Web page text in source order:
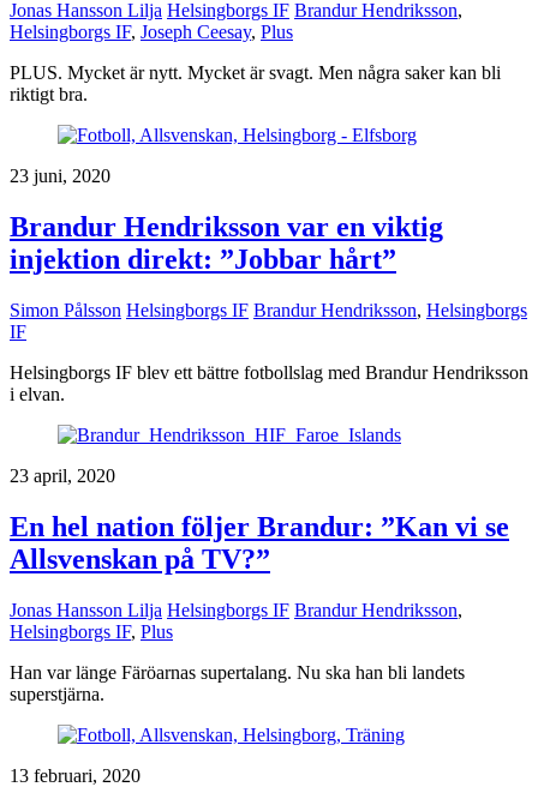
Jonas Hansson Lilja Helsingborgs IF Brandur Hendriksson,
Helsingborgs IF, Joseph Ceesay, Plus
PLUS. Mycket är nytt. Mycket är svagt. Men några saker kan bli
riktigt bra.
23 juni, 2020
Brandur Hendriksson var en viktig
injektion direkt: ”Jobbar hårt”
Simon Pålsson Helsingborgs IF Brandur Hendriksson, Helsingborgs
IF
Helsingborgs IF blev ett bättre fotbollslag med Brandur Hendriksson
i elvan.
23 april, 2020
En hel nation följer Brandur: ”Kan vi se
Allsvenskan på TV?”
Jonas Hansson Lilja Helsingborgs IF Brandur Hendriksson,
Helsingborgs IF, Plus
Han var länge Färöarnas supertalang. Nu ska han bli landets
superstjärna.
13 februari, 2020